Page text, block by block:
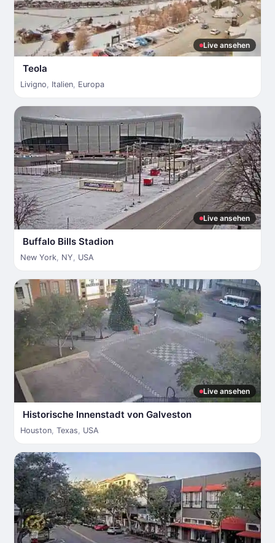
Live ansehen
Teola
Livigno, Italien, Europa
Live ansehen
Buffalo Bills Stadion
New York, NY, USA
Live ansehen
Historische Innenstadt von Galveston
Houston, Texas, USA